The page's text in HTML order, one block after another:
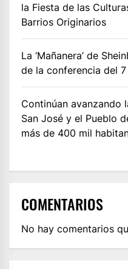
la Fiesta de las
Barrios Originarios
La ‘Mañanera’ de
de la conferencia del
Continúan avanzando
San José y el Pueblo
más de 400 mil
COMENTARIOS
No hay comentarios